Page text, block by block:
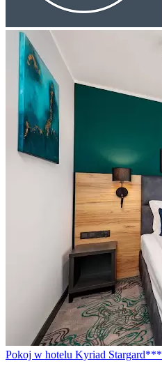
Pokoj w hotelu Kyriad Stargard***